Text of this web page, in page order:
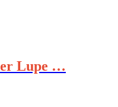
Lupe …